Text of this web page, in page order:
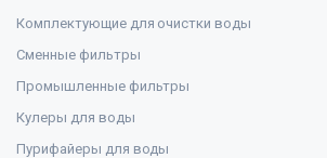
Комплектующие для очистки воды
Сменные фильтры
Промышленные фильтры
Кулеры для воды
Пурифайеры для воды